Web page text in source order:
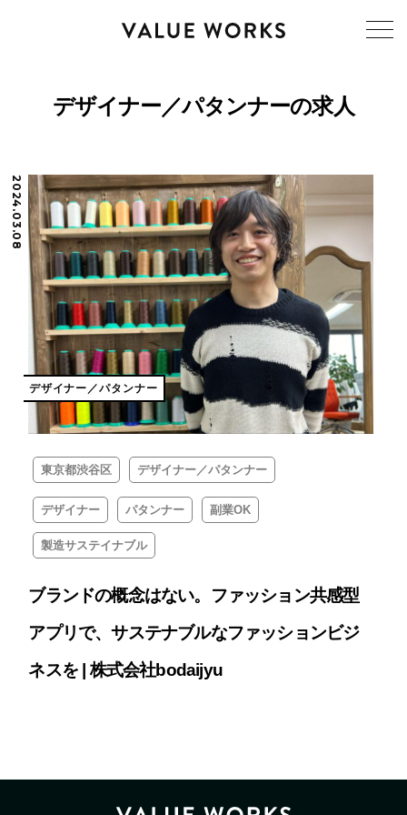
デザイナー／パタンナーの求人
2024.03.08
デザイナー／パタンナー
東京都渋谷区 デザイナー／パタンナー
デザイナー パタンナー 副業OK
製造サステイナブル
ブランドの概念はない。ファッション共感型
アプリで、サステナブルなファッションビジ
ネスを | 株式会社bodaijyu